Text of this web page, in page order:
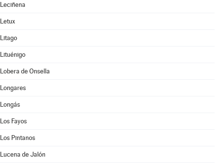
Leciñena
Letux
Litago
Lituénigo
Lobera de Onsella
Longares
Longás
Los Fayos
Los Pintanos
Lucena de Jalón